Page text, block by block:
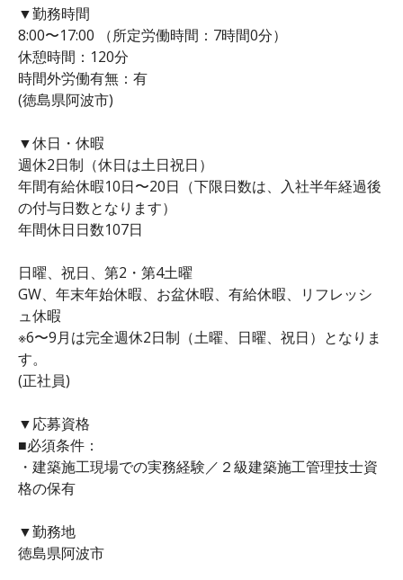
▼勤務時間
8:00〜17:00 （所定労働時間：7時間0分）
休憩時間：120分
時間外労働有無：有
(徳島県阿波市)
▼休日・休暇
週休2日制（休日は土日祝日）
年間有給休暇10日〜20日（下限日数は、入社半年経過後
の付与日数となります）
年間休日日数107日
日曜、祝日、第2・第4土曜
GW、年末年始休暇、お盆休暇、有給休暇、リフレッシ
ュ休暇
※6〜9月は完全週休2日制（土曜、日曜、祝日）となりま
す。
(正社員)
▼応募資格
■必須条件：
・建築施工現場での実務経験／２級建築施工管理技士資
格の保有
▼勤務地
徳島県阿波市